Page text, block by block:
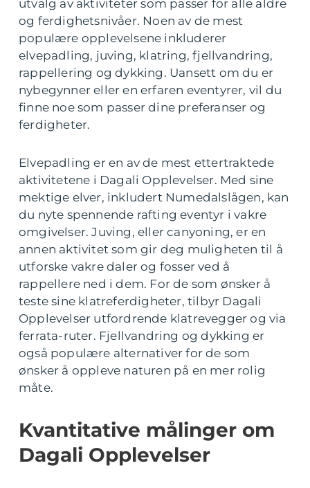
utvalg av aktiviteter som passer for alle aldre
og ferdighetsnivåer. Noen av de mest
populære opplevelsene inkluderer
elvepadling, juving, klatring, fjellvandring,
rappellering og dykking. Uansett om du er
nybegynner eller en erfaren eventyrer, vil du
finne noe som passer dine preferanser og
ferdigheter.
Elvepadling er en av de mest ettertraktede
aktivitetene i Dagali Opplevelser. Med sine
mektige elver, inkludert Numedalslågen, kan
du nyte spennende rafting eventyr i vakre
omgivelser. Juving, eller canyoning, er en
annen aktivitet som gir deg muligheten til å
utforske vakre daler og fosser ved å
rappellere ned i dem. For de som ønsker å
teste sine klatreferdigheter, tilbyr Dagali
Opplevelser utfordrende klatrevegger og via
ferrata-ruter. Fjellvandring og dykking er
også populære alternativer for de som
ønsker å oppleve naturen på en mer rolig
måte.
Kvantitative målinger om
Dagali Opplevelser